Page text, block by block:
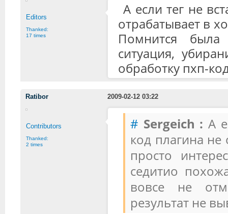
Editors
Thanked:
17 times
А если тег не
отрабатывает в
Помнится
ситуация,
обработку пхп-
Ratibor 2009-02-12 03:22
Contributors
Thanked:
2 times
# Sergeich : А
код плагина не
просто
седитио
вовсе не
результат не